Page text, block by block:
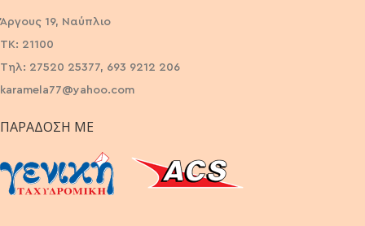
Άργους 19, Ναύπλιο
ΤΚ: 21100
Τηλ: 27520 25377, 693 9212 206
karamela77@yahoo.com
ΠΑΡΆΔΟΣΗ ΜΕ